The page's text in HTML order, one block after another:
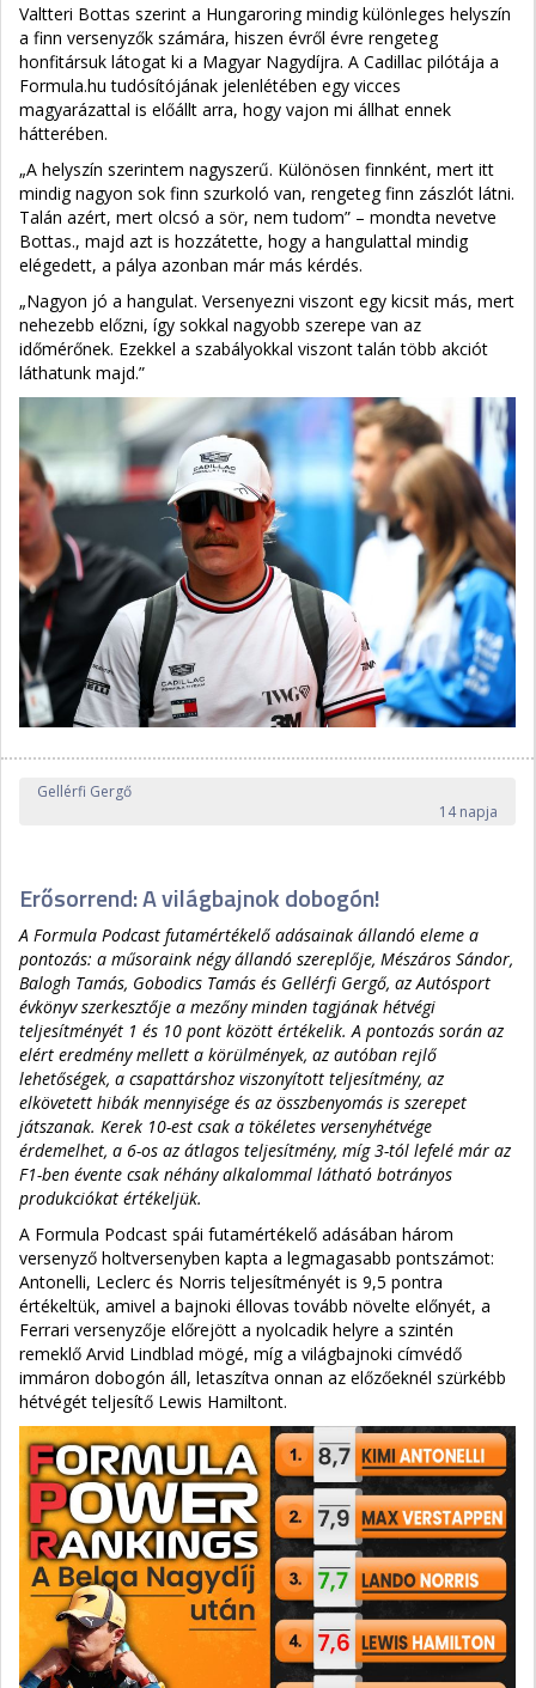
Valtteri Bottas szerint a Hungaroring mindig különleges helyszín
a finn versenyzők számára, hiszen évről évre rengeteg
honfitársuk látogat ki a Magyar Nagydíjra. A Cadillac pilótája a
Formula.hu tudósítójának jelenlétében egy vicces
magyarázattal is előállt arra, hogy vajon mi állhat ennek
hátterében.
„A helyszín szerintem nagyszerű. Különösen finnként, mert itt
mindig nagyon sok finn szurkoló van, rengeteg finn zászlót látni.
Talán azért, mert olcsó a sör, nem tudom” – mondta nevetve
Bottas., majd azt is hozzátette, hogy a hangulattal mindig
elégedett, a pálya azonban már más kérdés.
„Nagyon jó a hangulat. Versenyezni viszont egy kicsit más, mert
nehezebb előzni, így sokkal nagyobb szerepe van az
időmérőnek. Ezekkel a szabályokkal viszont talán több akciót
láthatunk majd.”
Gellérfi Gergő
14 napja
Erősorrend: A világbajnok dobogón!
A Formula Podcast futamértékelő adásainak állandó eleme a
pontozás: a műsoraink négy állandó szereplője, Mészáros Sándor,
Balogh Tamás, Gobodics Tamás és Gellérfi Gergő, az Autósport
évkönyv szerkesztője a mezőny minden tagjának hétvégi
teljesítményét 1 és 10 pont között értékelik. A pontozás során az
elért eredmény mellett a körülmények, az autóban rejlő
lehetőségek, a csapattárshoz viszonyított teljesítmény, az
elkövetett hibák mennyisége és az összbenyomás is szerepet
játszanak. Kerek 10-est csak a tökéletes versenyhétvége
érdemelhet, a 6-os az átlagos teljesítmény, míg 3-tól lefelé már az
F1-ben évente csak néhány alkalommal látható botrányos
produkciókat értékeljük.
A Formula Podcast spái futamértékelő adásában három
versenyző holtversenyben kapta a legmagasabb pontszámot:
Antonelli, Leclerc és Norris teljesítményét is 9,5 pontra
értékeltük, amivel a bajnoki éllovas tovább növelte előnyét, a
Ferrari versenyzője előrejött a nyolcadik helyre a szintén
remeklő Arvid Lindblad mögé, míg a világbajnoki címvédő
immáron dobogón áll, letaszítva onnan az előzőeknél szürkébb
hétvégét teljesítő Lewis Hamiltont.